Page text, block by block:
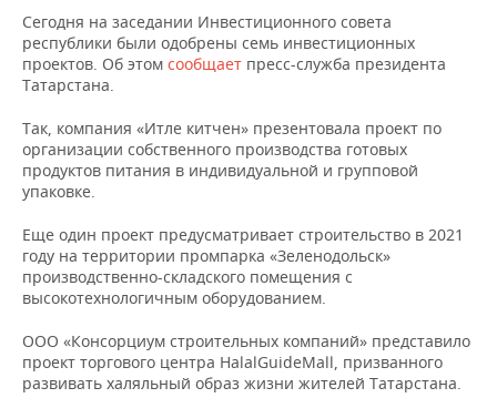
ДЕКЛАРАЦИИ О ДОХОДАХ
КОРОЛИ ГОСЗАКАЗА ПФО
КОМУ ПРИНАДЛЕЖАТ
ТОРГОВЫЕ ЦЕНТРЫ
ТАТАРСТАНА
НОВОСТИ ЭКОНОМИКИ
ФИНАНСЫ
БЮДЖЕТ
ПРОМЫШЛЕННОСТЬ
НОВОСТИ
ПРОМЫШЛЕННОСТИ
АГРОПРОМ
МАШИНОСТРОЕНИЕ
НЕФТЕХИМИЯ
НЕФТЬ
ОПК
ЭНЕРГЕТИКА
НЕДВИЖИМОСТЬ
НОВОСТИ АВТО
БИЗНЕС
РОЗНИЧНАЯ ТОРГОВЛЯ
УСЛУГИ
НОВОСТИ ТЕХНОЛОГИЙ
МЕДИА
МЕРОПРИЯТИЯ
ВЫЕЗДНАЯ РЕДАКЦИЯ
НОВОСТИ СПОРТА
ОБЩЕСТВО
Сегодня на заседании Инвестиционного совета
республики были одобрены семь инвестиционных
проектов. Об этом сообщает пресс-служба президента
Татарстана.
Так, компания «Итле китчен» презентовала проект по
организации собственного производства готовых
продуктов питания в индивидуальной и групповой
упаковке.
Еще один проект предусматривает строительство в 2021
году на территории промпарка «Зеленодольск»
производственно-складского помещения с
высокотехнологичным оборудованием.
ООО «Консорциум строительных компаний» представило
проект торгового центра HalalGuideMall, призванного
развивать халяльный образ жизни жителей Татарстана.